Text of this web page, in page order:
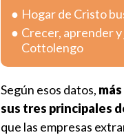
Hogar de Cristo
Crecer, aprender
Cottolengo
Según esos datos,
sus tres principales
que las empresas